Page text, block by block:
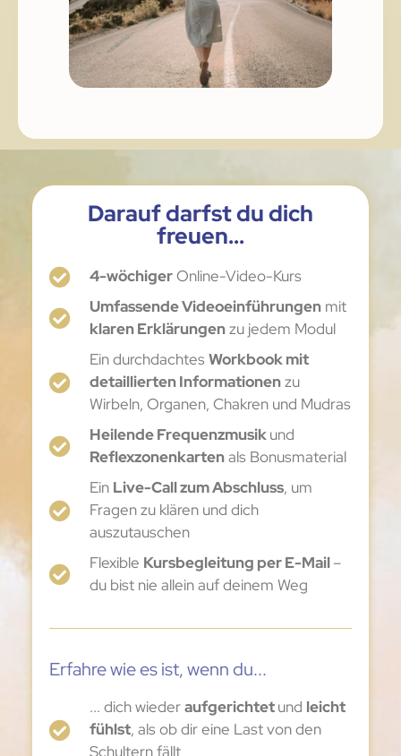
Darauf darfst du dich
freuen...
4-wöchigerOnline-Video-Kurs
Umfassende Videoeinführungenmit
klaren Erklärungenzu jedem Modul
Ein durchdachtesWorkbook mit
detaillierten Informationenzu
Wirbeln, Organen, Chakren und Mudras
Heilende Frequenzmusikund
Reflexzonenkartenals Bonusmaterial
Ein Live-Call zum Abschluss, um
Fragen zu klären und dich
auszutauschen
Flexible Kursbegleitung per E-Mail–
du bist nie allein auf deinem Weg
Erfahre wie es ist, wenn du...
... dich wiederaufgerichtetund leicht
fühlst, als ob dir eine Last von den
Schultern fällt